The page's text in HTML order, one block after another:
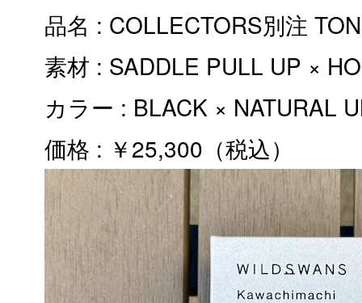
品名 : COLLECTORS別注
素材 : SADDLE PULL UP ×
カラー : BLACK × NATURAL
価格 : ￥25,300（税込）